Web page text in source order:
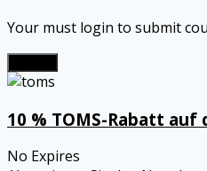
Your must login to submit
10 % TOMS-Rabatt
No Expires